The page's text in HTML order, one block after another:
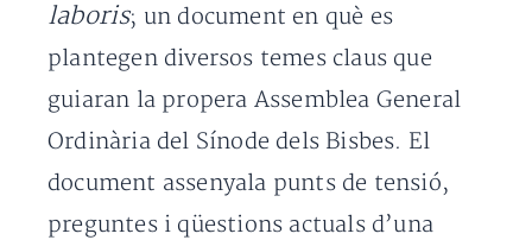
laboris; un document en què es
plantegen diversos temes claus que
guiaran la propera Assemblea General
Ordinària del Sínode dels Bisbes. El
document assenyala punts de tensió,
preguntes i qüestions actuals d’una